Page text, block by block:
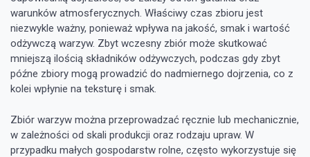
warunków atmosferycznych. Właściwy czas zbioru jest
niezwykle ważny, ponieważ wpływa na jakość, smak i wartość
odżywczą warzyw. Zbyt wczesny zbiór może skutkować
mniejszą ilością składników odżywczych, podczas gdy zbyt
późne zbiory mogą prowadzić do nadmiernego dojrzenia, co z
kolei wpłynie na teksturę i smak.
Zbiór warzyw można przeprowadzać ręcznie lub mechanicznie,
w zależności od skali produkcji oraz rodzaju upraw. W
przypadku małych gospodarstw rolne, często wykorzystuje się